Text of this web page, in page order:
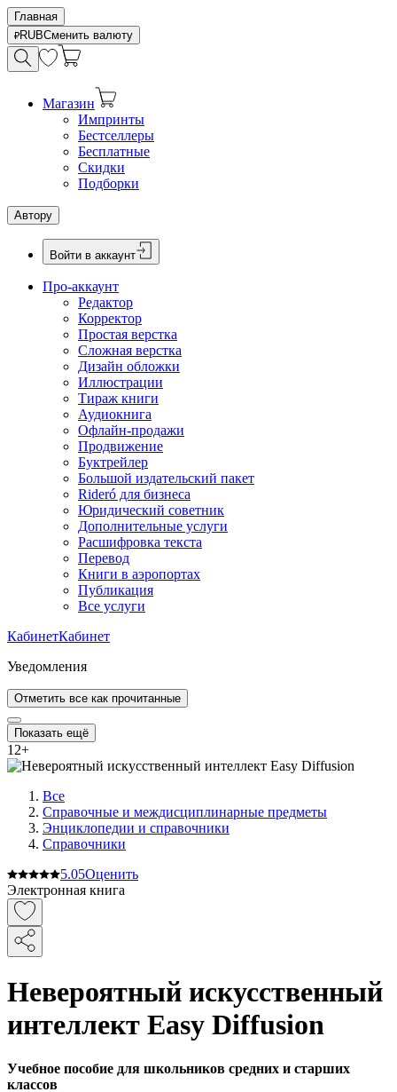
Главная
RUBСменить валюту
Магазин
Импринты
Бестселлеры
Бесплатные
Скидки
Подборки
Автору
Войти в аккаунт
Про-аккаунт
Редактор
Корректор
Простая верстка
Сложная верстка
Дизайн обложки
Иллюстрации
Тираж книги
Аудиокнига
Офлайн-продажи
Продвижение
Буктрейлер
Большой издательский пакет
Rideró для бизнеса
Юридический советник
Дополнительные услуги
Расшифровка текста
Перевод
Книги в аэропортах
Публикация
Все услуги
КабинетКабинет
Уведомления
Отметить все как прочитанные
Показать ещё
12+
Все
Справочные и междисциплинарные предметы
Энциклопедии и справочники
Справочники
5.05Оценить
Электронная книга
Невероятный искусственный
интеллект Easy Diffusion
Учебное пособие для школьников средних и старших
классов